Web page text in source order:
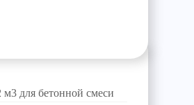
для бетонной смеси